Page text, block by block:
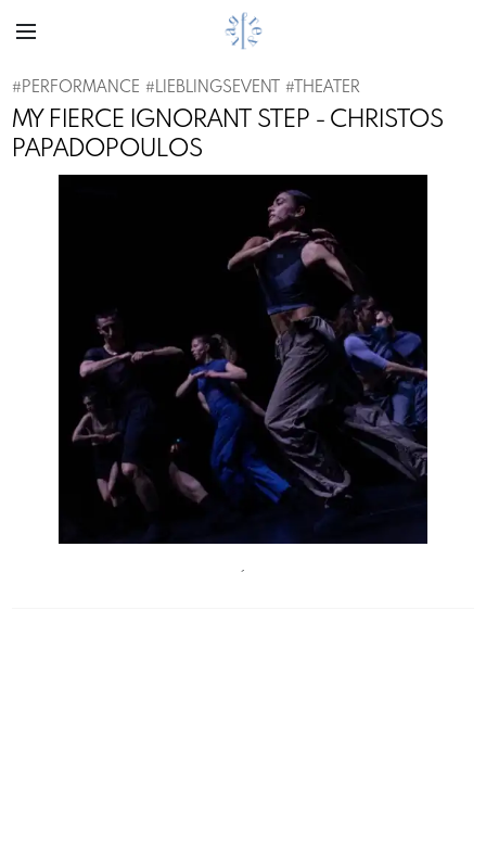
#PERFORMANCE #LIEBLINGSEVENT # THEATER
MY FIERCE IGNORANT STEP - CHRISTOS
PAPADOPOULOS
Previous Next
´